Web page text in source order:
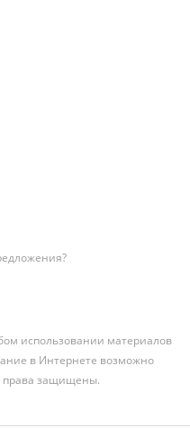
использовании материалов
в Интернете возможно
права защищены.